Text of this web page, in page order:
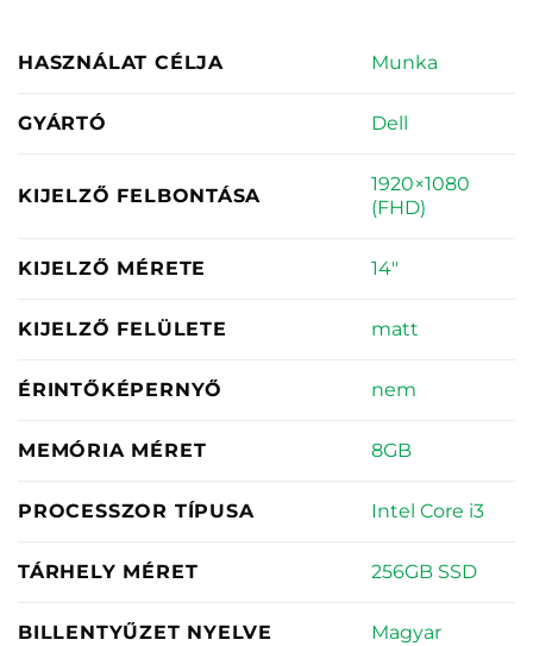
HASZNÁLAT CÉLJA Munka
GYÁRTÓ Dell
KIJELZŐ FELBONTÁSA
1920×1080
(FHD)
KIJELZŐ MÉRETE 14"
KIJELZŐ FELÜLETE matt
ÉRINTŐKÉPERNYŐ nem
MEMÓRIA MÉRET 8GB
PROCESSZOR TÍPUSA Intel Core i3
TÁRHELY MÉRET 256GB SSD
BILLENTYŰZET NYELVE Magyar